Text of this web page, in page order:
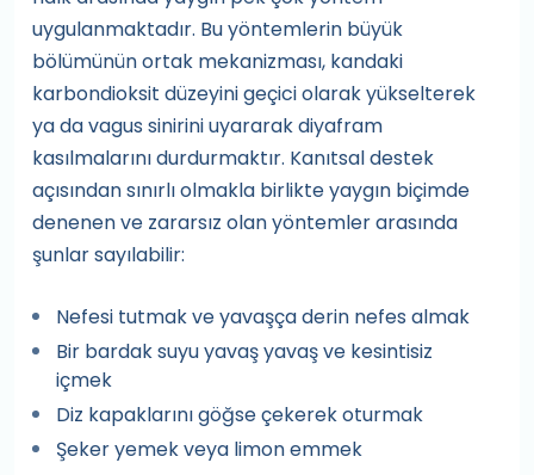
uygulanmaktadır. Bu yöntemlerin büyük
bölümünün ortak mekanizması, kandaki
karbondioksit düzeyini geçici olarak yükselterek
ya da vagus sinirini uyararak diyafram
kasılmalarını durdurmaktır. Kanıtsal destek
açısından sınırlı olmakla birlikte yaygın biçimde
denenen ve zararsız olan yöntemler arasında
şunlar sayılabilir:
Nefesi tutmak ve yavaşça derin nefes almak
Bir bardak suyu yavaş yavaş ve kesintisiz
içmek
Diz kapaklarını göğse çekerek oturmak
Şeker yemek veya limon emmek